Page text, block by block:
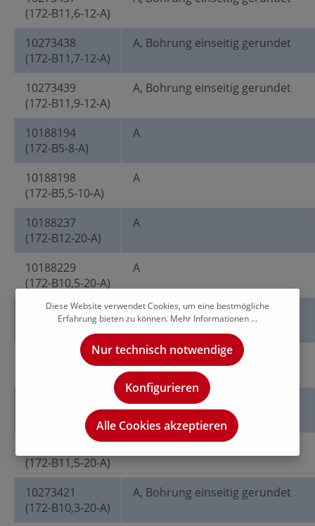
(172-B11,6-12-A)
10273438
(172-B11,7-12-A)
A, Bohrung einseitig gerundet
10273439
(172-B11,9-12-A)
A, Bohrung einseitig gerundet
10188194
(172-B5-8-A)
A
10188198
(172-B5,5-10-A)
A
10188237
(172-B12-20-A)
A
10188229
(172-B10,5-20-A)
A
10188232
(172-B11-20-A)
A
A
(172-B11,8-20-A)
A
(172-B11,5-20-A)
10273421
(172-B10,3-20-A)
A, Bohrung einseitig gerundet
Diese Website verwendet Cookies, um eine bestmögliche
Erfahrung bieten zu können. Mehr Informationen ...
Nur technisch notwendige
Konfigurieren
Alle Cookies akzeptieren